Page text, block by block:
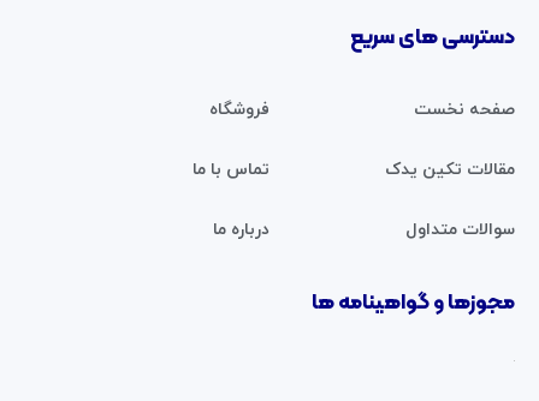
دسترسی های سریع
صفحه نخست فروشگاه
مقالات تکین یدک تماس با ما
سوالات متداول درباره ما
مجوزها و گواهینامه ها